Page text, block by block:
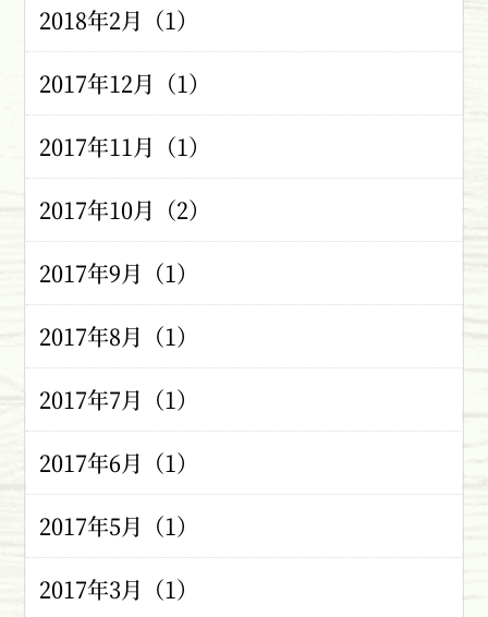
2018年2月（1）
2017年12月（1）
2017年11月（1）
2017年10月（2）
2017年9月（1）
2017年8月（1）
2017年7月（1）
2017年6月（1）
2017年5月（1）
2017年3月（1）